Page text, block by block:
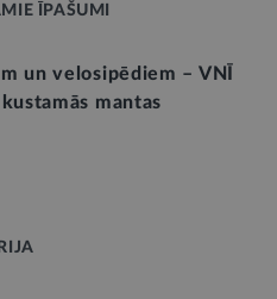
ĪPAŠUMI
un velosipēdiem – VNĪ
mantas